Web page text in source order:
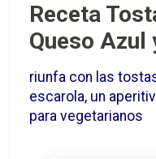
Receta
Queso Azul
riunfa con las
escarola, un
para vegetarianos